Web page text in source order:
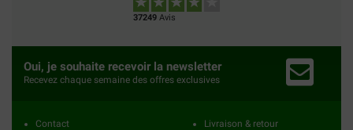
37249 Avis
Oui, je souhaite recevoir la newsletter
Recevez chaque semaine des offres exclusives
Contact
Livraison & retour